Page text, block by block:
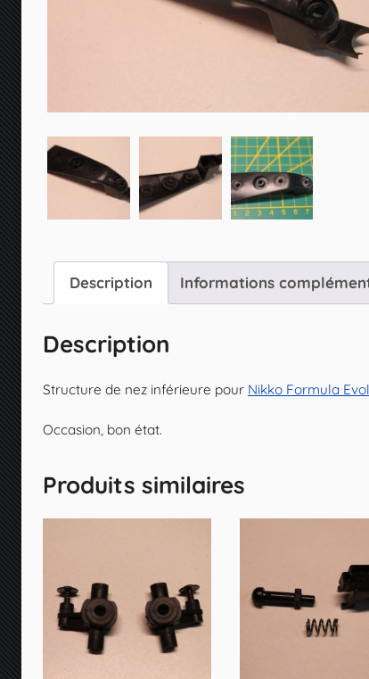
Description Informations
Description
Structure de nez inférieure pour Nikko Formula
Occasion, bon état.
Produits similaires